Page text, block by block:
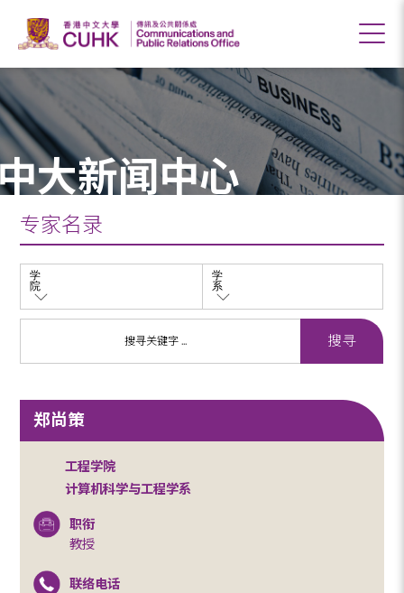
大新闻中心
专家名录
学
院
学
系
郑尚策
工程学院
计算机科学与工程学系
职衔
教授
联络电话